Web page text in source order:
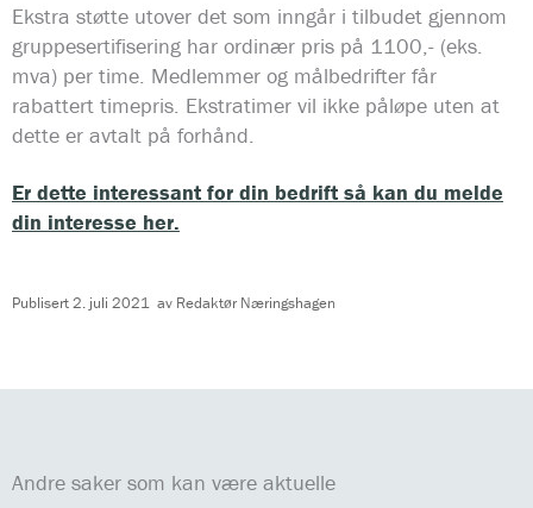
Ekstra støtte utover det som inngår i tilbudet gjennom
gruppesertifisering har ordinær pris på 1100,- (eks.
mva) per time. Medlemmer og målbedrifter får
rabattert timepris. Ekstratimer vil ikke påløpe uten at
dette er avtalt på forhånd.
Er dette interessant for din bedrift så kan du melde
din interesse her.
Publisert2. juli 2021 av Redaktør Næringshagen
Andre saker som kan være aktuelle